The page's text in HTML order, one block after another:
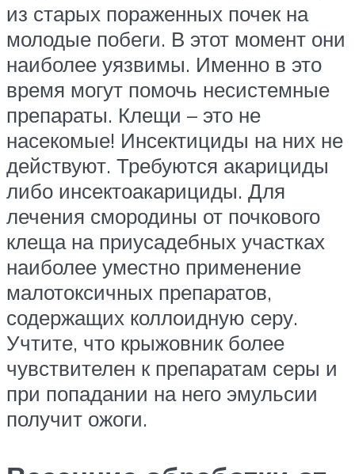
из старых пораженных почек на
молодые побеги. В этот момент они
наиболее уязвимы. Именно в это
время могут помочь несистемные
препараты. Клещи – это не
насекомые! Инсектициды на них не
действуют. Требуются акарициды
либо инсектоакарициды. Для
лечения смородины от почкового
клеща на приусадебных участках
наиболее уместно применение
малотоксичных препаратов,
содержащих коллоидную серу.
Учтите, что крыжовник более
чувствителен к препаратам серы и
при попадании на него эмульсии
получит ожоги.